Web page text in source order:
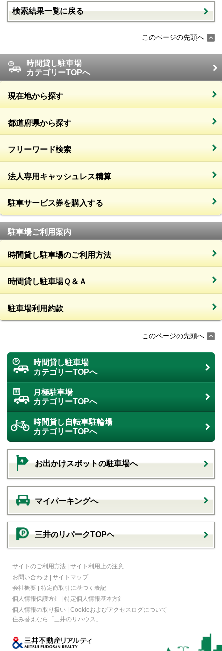
検索結果一覧に戻る
このページの先頭へ
時間貸し駐車場
カテゴリーTOPへ
現在地から探す
都道府県から探す
フリーワード検索
法人専用キャッシュレス精算
駐車サービス券を購入する
駐車場ご利用案内
時間貸し駐車場のご利用方法
時間貸し駐車場Ｑ＆Ａ
駐車場利用約款
このページの先頭へ
時間貸し駐車場
カテゴリーTOPへ
月極駐車場
カテゴリーTOPへ
時間貸し自転車駐輪場
カテゴリーTOPへ
お出かけスポットの駐車場へ
マイパーキングへ
三井のリパークTOPヘ
サイトのご利用方法 | サイト利用上の注意
お問い合わせ | サイトマップ
会社概要 | 特定商取引に基づく表記
個人情報保護方針 | 特定個人情報基本方針
個人情報の取り扱い | Cookieおよびアクセスログについて
住み替えなら
「三井のリハウス」